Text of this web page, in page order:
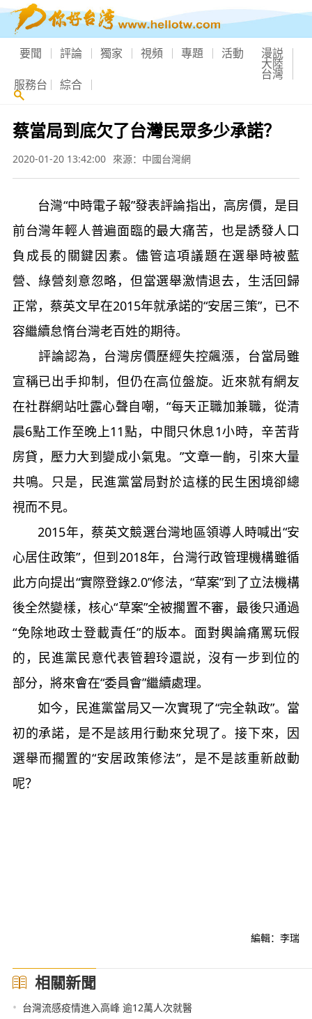
要聞 評論 獨家 視頻 專題 活動 漫説
大陸
台灣
服務台 綜合
蔡當局到底欠了台灣民眾多少承諾？
2020-01-20 13:42:00 來源：中國台灣網
台灣“中時電子報”發表評論指出，高房價，是目
前台灣年輕人普遍面臨的最大痛苦，也是誘發人口
負成長的關鍵因素。儘管這項議題在選舉時被藍
營、綠營刻意忽略，但當選舉激情退去，生活回歸
正常，蔡英文早在2015年就承諾的“安居三策”，已不
容繼續怠惰台灣老百姓的期待。
評論認為，台灣房價歷經失控飆漲，台當局雖
宣稱已出手抑制，但仍在高位盤旋。近來就有網友
在社群網站吐露心聲自嘲，“每天正職加兼職，從清
晨6點工作至晚上11點，中間只休息1小時，辛苦背
房貸，壓力大到變成小氣鬼。”文章一齣，引來大量
共鳴。只是，民進黨當局對於這樣的民生困境卻總
視而不見。
2015年，蔡英文競選台灣地區領導人時喊出“安
心居住政策”，但到2018年，台灣行政管理機構雖循
此方向提出“實際登錄2.0”修法，“草案”到了立法機構
後全然變樣，核心“草案”全被擱置不審，最後只通過
“免除地政士登載責任”的版本。面對輿論痛罵玩假
的，民進黨民意代表管碧玲還説，沒有一步到位的
部分，將來會在“委員會”繼續處理。
如今，民進黨當局又一次實現了“完全執政”。當
初的承諾，是不是該用行動來兌現了。接下來，因
選舉而擱置的“安居政策修法”，是不是該重新啟動
呢？
編輯：李瑞
相關新聞
• 台灣流感疫情進入高峰 逾12萬人次就醫